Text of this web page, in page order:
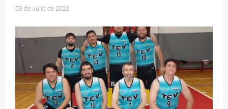
03 de Julio de 2026